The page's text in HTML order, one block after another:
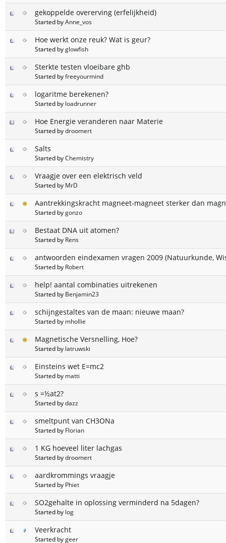
gekoppelde overerving (erfelijkheid)
Started byAnne_vos
Hoe werkt onze reuk? Wat is geur?
Started byglowfish
Sterkte testen vloeibare ghb
Started byfreeyourmind
logaritme berekenen?
Started by loadrunner
Hoe Energie veranderen naar Materie
Started bydroomert
Salts
Started byChemistry
Vraagje over een elektrisch veld
Started by MrD
Aantrekkingskracht magneet-magneet sterker dan
Started bygonzo
Bestaat DNA uit atomen?
Started by Rens
antwoorden eindexamen vragen 2009 (Natuurkunde,
Started by Robert
help! aantal combinaties uitrekenen
Started by Benjamin23
schijngestaltes van de maan: nieuwe maan?
Started by mhollie
Magnetische Versnelling, Hoe?
Started by latruwski
Einsteins wet E=mc2
Started by matti
s =½at2?
Started bydazz
smeltpunt van CH3ONa
Started by Florian
1 KG hoeveel liter lachgas
Started bydroomert
aardkrommings vraagje
Started by Phiet
SO2gehalte in oplossing verminderd na 5dagen?
Started by log
Veerkracht
Started bygeer